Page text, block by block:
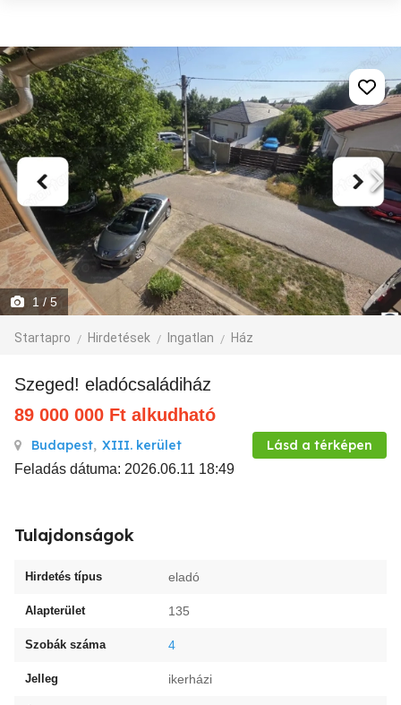
1 / 5
Startapro Hirdetések Ingatlan Ház
Szeged! eladócsaládiház
89 000 000 Ft alkudható
Budapest, XIII. kerület Lásd a térképen
Feladás dátuma: 2026.06.11 18:49
Tulajdonságok
Hirdetés típus eladó
Alapterület 135
Szobák száma 4
Jelleg ikerházi